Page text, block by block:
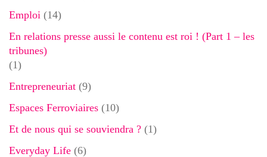
Emploi (14)
En relations presse aussi le contenu est roi ! (Part 1 – les
tribunes)
(1)
Entrepreneuriat (9)
Espaces Ferroviaires (10)
Et de nous qui se souviendra ? (1)
Everyday Life (6)